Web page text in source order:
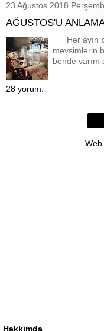
23 Ağustos 2018
AĞUSTOS'U
Her ayın
mevsimlerin
bende varım
28 yorum:
Hakkımda